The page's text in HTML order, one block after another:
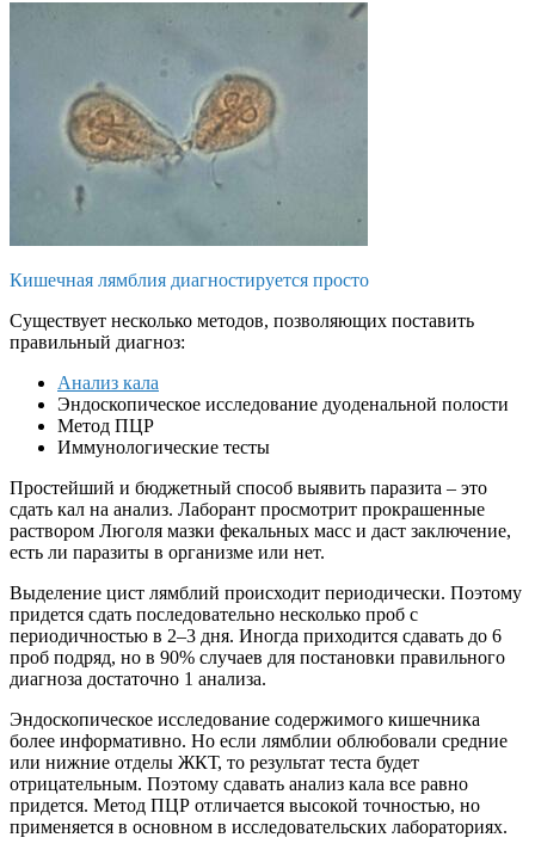
Кишечная лямблия диагностируется просто
Существует несколько методов, позволяющих поставить
правильный диагноз:
Анализ кала
Эндоскопическое исследование дуоденальной полости
Метод ПЦР
Иммунологические тесты
Простейший и бюджетный способ выявить паразита – это
сдать кал на анализ. Лаборант просмотрит прокрашенные
раствором Люголя мазки фекальных масс и даст заключение,
есть ли паразиты в организме или нет.
Выделение цист лямблий происходит периодически. Поэтому
придется сдать последовательно несколько проб с
периодичностью в 2–3 дня. Иногда приходится сдавать до 6
проб подряд, но в 90% случаев для постановки правильного
диагноза достаточно 1 анализа.
Эндоскопическое исследование содержимого кишечника
более информативно. Но если лямблии облюбовали средние
или нижние отделы ЖКТ, то результат теста будет
отрицательным. Поэтому сдавать анализ кала все равно
придется. Метод ПЦР отличается высокой точностью, но
применяется в основном в исследовательских лабораториях.